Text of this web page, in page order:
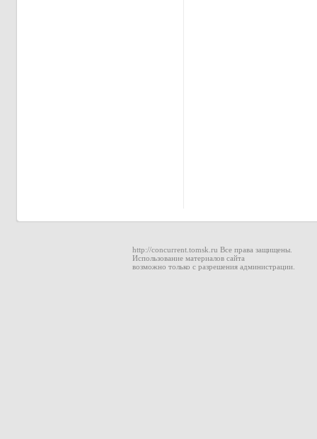
http://concurrent.tomsk.ru Все права защищены.
Использование материалов сайта
возможно только с разрешения администрации.